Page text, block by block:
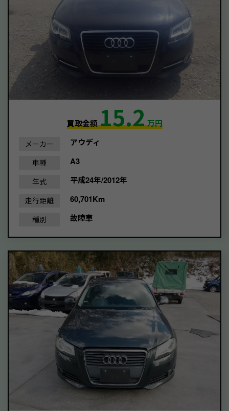
買取金額15.2万円
メーカー アウディ
車種 A3
年式 平成24年/2012年
走行距離 60,701Km
種別 故障車